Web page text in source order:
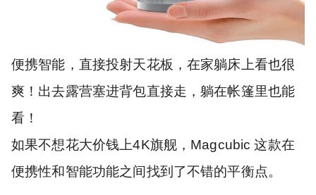
便携智能，直接投射天花板，在家躺床上看也很
爽！出去露营塞进背包直接走，躺在帐篷里也能
看！
如果不想花大价钱上4K旗舰，Magcubic 这款在
便携性和智能功能之间找到了不错的平衡点。